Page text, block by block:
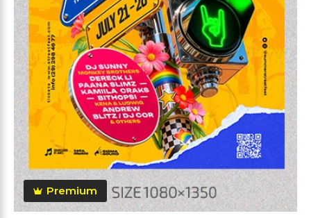
Premium